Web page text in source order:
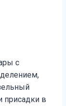
с
присадки в